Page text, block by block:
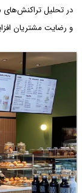
در تحلیل
و رضایت مشتریان